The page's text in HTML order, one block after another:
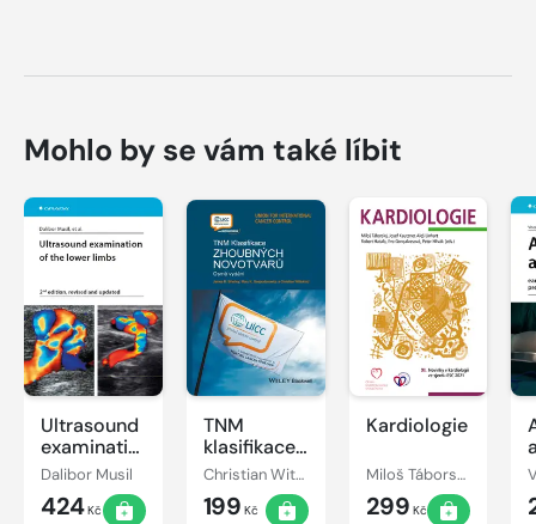
Mohlo by se vám také líbit
Ultrasound
examination
of the
lower limbs
Dalibor Musil
424Kč
TNM
klasifikace
zhoubných
novotvarů
Christian Wittekind, James D. Brierley, Mary K. Gospodarowicz
199 Kč
Kardiologie
Miloš Táborský, Josef Kautzner, Aleš Linhart
299 Kč